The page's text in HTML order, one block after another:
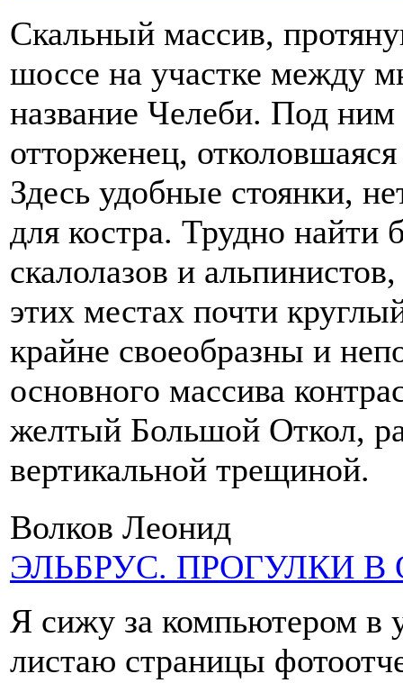
Скальный массив,
шоссе на участке между
название Челеби. Под
отторженец,
Здесь удобные стоянки,
для костра. Трудно найти
скалолазов и
этих местах почти
крайне своеобразны и
основного массива
желтый Большой Откол,
вертикальной трещиной.
Волков Леонид
ЭЛЬБРУС. ПРОГУЛКИ
Я сижу за компьютером в
листаю страницы